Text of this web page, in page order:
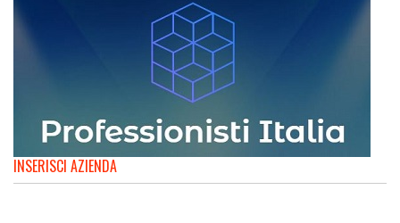
INSERISCI AZIENDA